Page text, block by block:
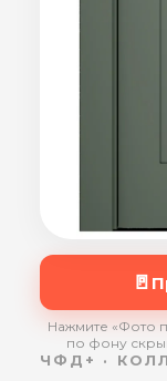
🚪
Нажмите «Фото
по фону
ЧФД+ ·